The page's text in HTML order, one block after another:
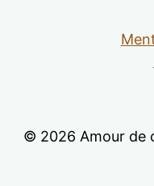
© 2026 Amour de